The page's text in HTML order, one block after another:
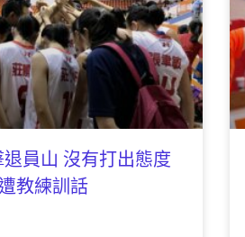
員山 沒有打出態度
教練訓話